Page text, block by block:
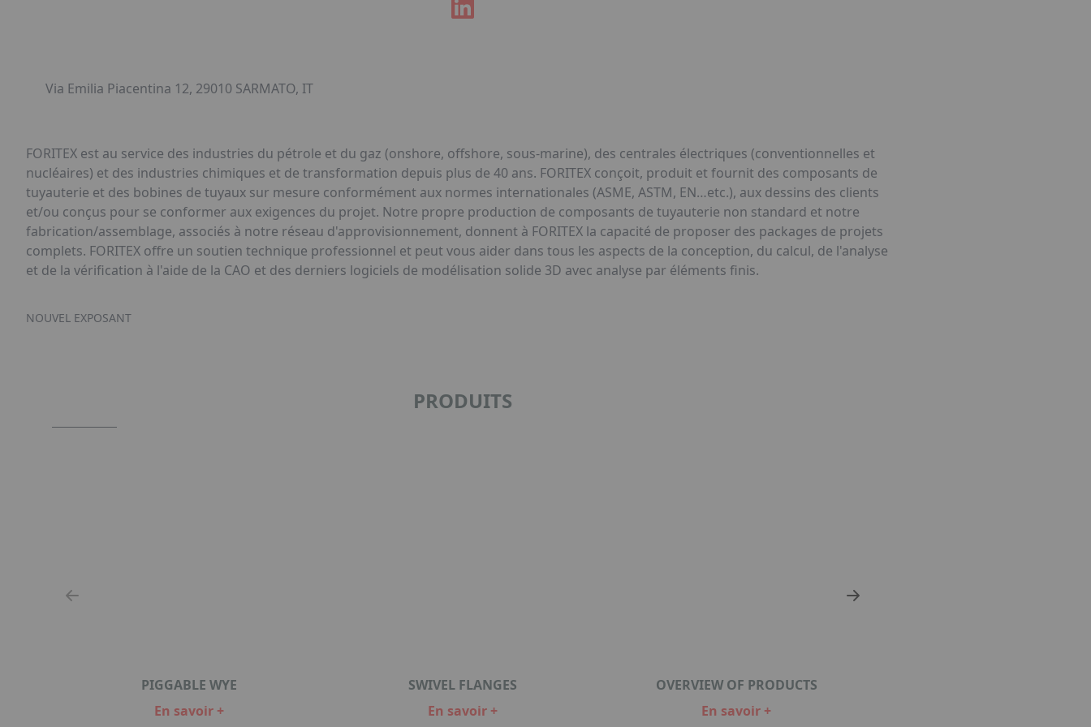
Via Emilia Piacentina 12, 29010 SARMATO, IT
FORITEX est au service des industries du pétrole et du gaz (onshore, offshore, sous-marine), des centrales électriques (conventionnelles et
nucléaires) et des industries chimiques et de transformation depuis plus de 40 ans. FORITEX conçoit, produit et fournit des composants de
tuyauterie et des bobines de tuyaux sur mesure conformément aux normes internationales (ASME, ASTM, EN…etc.), aux dessins des clients
et/ou conçus pour se conformer aux exigences du projet. Notre propre production de composants de tuyauterie non standard et notre
fabrication/assemblage, associés à notre réseau d'approvisionnement, donnent à FORITEX la capacité de proposer des packages de projets
complets. FORITEX offre un soutien technique professionnel et peut vous aider dans tous les aspects de la conception, du calcul, de l'analyse
et de la vérification à l'aide de la CAO et des derniers logiciels de modélisation solide 3D avec analyse par éléments finis.
NOUVEL EXPOSANT
PRODUITS
PIGGABLE WYE
En savoir +
SWIVEL FLANGES
En savoir +
OVERVIEW OF PRODUCTS
En savoir +